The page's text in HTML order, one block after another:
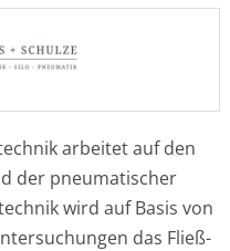
arbeitet auf den
der pneumatischer
wird auf Basis von
das Fließ-